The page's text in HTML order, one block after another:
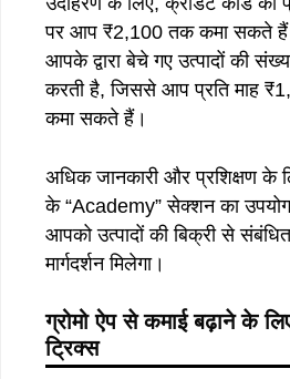
पर आप ₹2,100 तक कमा सकते
आपके द्वारा बेचे गए उत्पादों की
करती है, जिससे आप प्रति माह
कमा सकते हैं।
अधिक जानकारी और प्रशिक्षण
के “Academy” सेक्शन का
आपको उत्पादों की बिक्री से
मार्गदर्शन मिलेगा।
ग्रोमो ऐप से कमाई बढ़ाने के
ट्रिक्स